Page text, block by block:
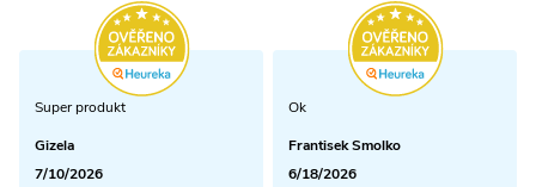
Super produkt
Gizela
7/10/2026
Ok
Frantisek Smolko
6/18/2026